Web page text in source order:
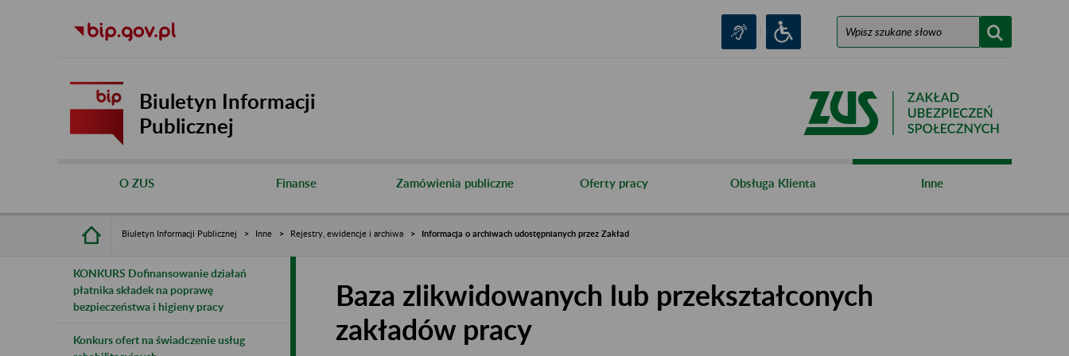
Biuletyn Informacji
Publicznej
O ZUS Finanse Zamówienia publiczne Oferty pracy Obsługa Klienta Inne
Biuletyn Informacji Publicznej Inne Rejestry, ewidencje i archiwa Informacja o archiwach udostępnianych przez Zakład
KONKURS Dofinansowanie działań
płatnika składek na poprawę
bezpieczeństwa i higieny pracy
Konkurs ofert na świadczenie usług
Baza zlikwidowanych lub przekształconych
zakładów pracy